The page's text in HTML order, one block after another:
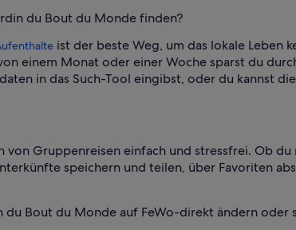
du Bout du Monde finden?
ist der beste Weg, um das lokale Leben
einem Monat oder einer Woche sparst du
in das Such-Tool eingibst, oder du kannst
Gruppenreisen einfach und stressfrei. Ob
speichern und teilen, über Favoriten
Bout du Monde auf FeWo-direkt ändern oder